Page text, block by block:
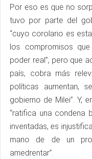
Por eso es que no
tuvo por parte del
“cuyo corolario es
los compromisos
poder real”, pero que
país, cobra más
políticas aumentan,
gobierno de Milei”. Y,
“ratifica una condena
inventadas, es
mano de de un
amedrentar”.